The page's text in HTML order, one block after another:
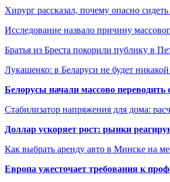
Хирург рассказал, почему опасно
Исследование назвало причину
Братья из Бреста покорили публику в
Лукашенко: в Беларуси не будет
Белорусы начали массово
Стабилизатор напряжения для дома:
Доллар ускоряет рост: рынки
Как выбрать аренду авто в Минске на
Европа ужесточает требования к